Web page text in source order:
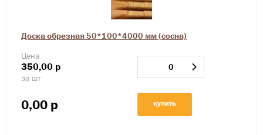
Доска обрезная 50*100*4000 мм (сосна)
Цена
350,00 р
за шт
0,00 р купить